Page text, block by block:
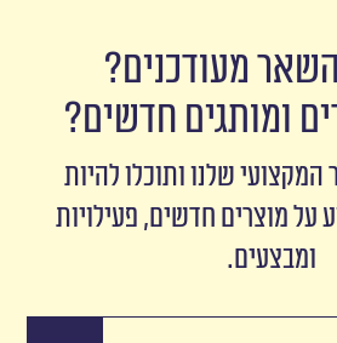
מעודכנים?
ומותגים חדשים?
המקצועי שלנו ותוכלו להיות
על מוצרים חדשים, פעילויות
ומבצעים.